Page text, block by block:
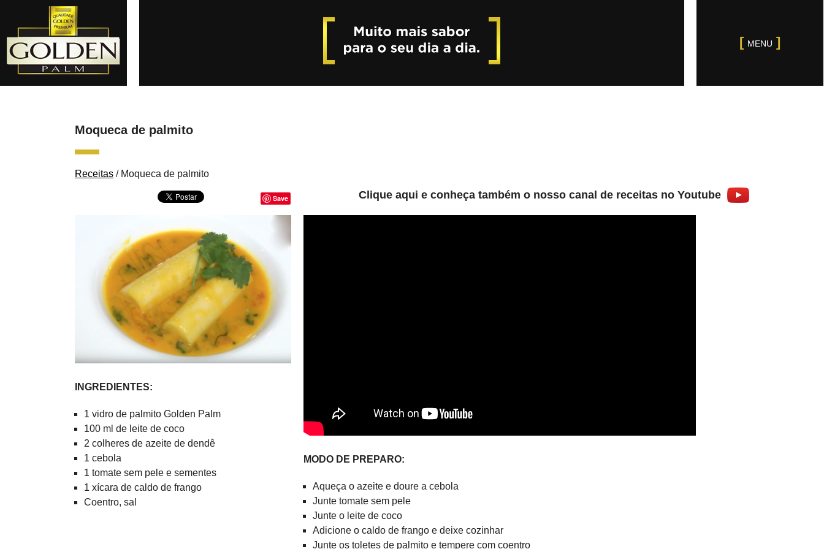
MENU
Moqueca de palmito
Receitas / Moqueca de palmito
Save
INGREDIENTES:
1 vidro de palmito Golden Palm
100 ml de leite de coco
2 colheres de azeite de dendê
1 cebola
1 tomate sem pele e sementes
1 xícara de caldo de frango
Coentro, sal
Clique aqui e conheça também o nosso canal de receitas no Youtube
MODO DE PREPARO:
Aqueça o azeite e doure a cebola
Junte tomate sem pele
Junte o leite de coco
Adicione o caldo de frango e deixe cozinhar
Junte os toletes de palmito e tempere com coentro